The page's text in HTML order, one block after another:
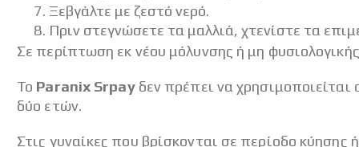
Ξεβγάλτε με ζεστό νερό.
Πριν στεγνώσετε τα μαλλιά, χτενίστε τα
Σε περίπτωση εκ νέου μόλυνσης ή μη
Το Paranix Srpayδεν πρέπει να
δύο ετών.
Στις γυναίκες που βρίσκονται σε περίοδο